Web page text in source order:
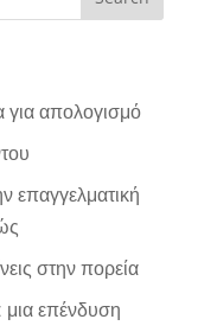
για απολογισμό
επαγγελματική
στην πορεία
επένδυση